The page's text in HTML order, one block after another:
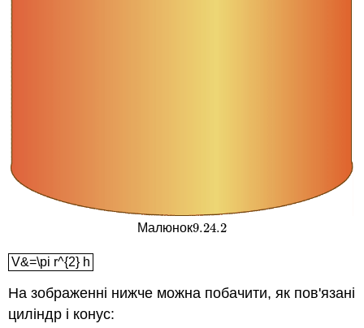
Малюнок9.24.2
9.24.2
V&=\pi r^{2} h
V&=\pi r^{2} h
На зображенні нижче можна побачити, як пов'язані
циліндр і конус: